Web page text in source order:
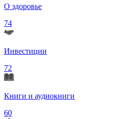
О здоровье
74
Инвестиции
72
Книги и аудиокниги
60